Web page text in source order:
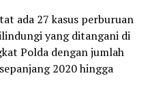
ada 27 kasus perburuan
yang ditangani di
Polda dengan jumlah
2020 hingga